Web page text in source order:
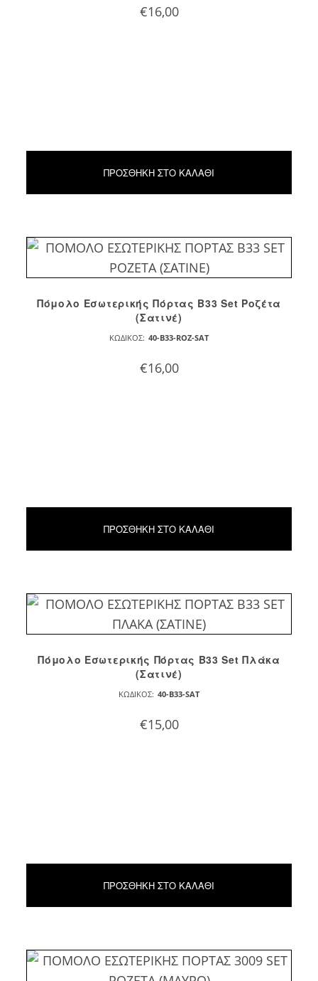
€16,00
ΠΡΟΣΘΉΚΗ ΣΤΟ ΚΑΛΆΘΙ
Πόμολο Εσωτερικής Πόρτας Β33 Set Ροζέτα
(Σατινέ)
ΚΩΔΙΚΌΣ: 40-B33-ROZ-SAT
€16,00
ΠΡΟΣΘΉΚΗ ΣΤΟ ΚΑΛΆΘΙ
Πόμολο Εσωτερικής Πόρτας B33 Set Πλάκα
(Σατινέ)
ΚΩΔΙΚΌΣ: 40-B33-SAT
€15,00
ΠΡΟΣΘΉΚΗ ΣΤΟ ΚΑΛΆΘΙ